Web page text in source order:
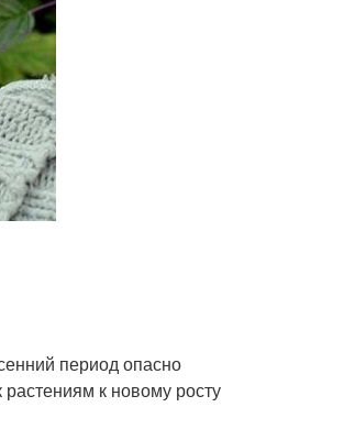
период опасно
растениям к новому росту